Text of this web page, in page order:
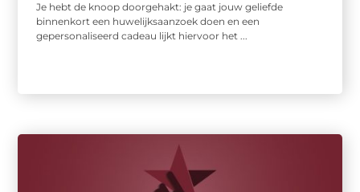
Je hebt de knoop doorgehakt: je gaat jouw geliefde
binnenkort een huwelijksaanzoek doen en een
gepersonaliseerd cadeau lijkt hiervoor het ...